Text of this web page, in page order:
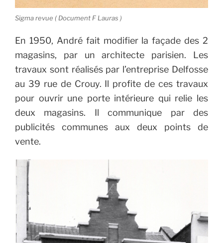
Sigma revue ( Document F Lauras )
En 1950, André fait modifier la façade des 2
magasins, par un architecte parisien. Les
travaux sont réalisés par l’entreprise Delfosse
au 39 rue de Crouy. Il profite de ces travaux
pour ouvrir une porte intérieure qui relie les
deux magasins. Il communique par des
publicités communes aux deux points de
vente.